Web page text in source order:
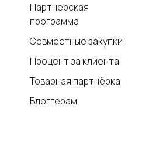
Партнерская
программа
Совместные закупки
Процент за клиента
Товарная партнёрка
Блоггерам